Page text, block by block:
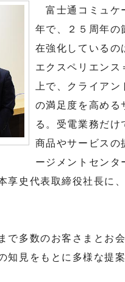
富士通コミュケ
年で、２５周年の
在強化しているの
エクスペリエンス
上で、クライア
の満足度を高める
る。受電業務だけ
商品やサービスの
ージメントセンタ
享史代表取締役社長に
多数のお客さまとお
知見をもとに多様な提